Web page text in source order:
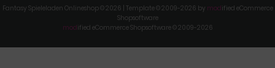
Fantasy Spieleladen Onlineshop © 2026 | Template © 2009-2026 by modified eCommerce
Shopsoftware
modified eCommerce Shopsoftware © 2009-2026